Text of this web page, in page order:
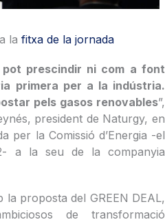
la fitxa de la jornada
prescindir ni com a font
primera per a la indústria.
pels gasos renovables”,
president de Naturgy, en
per la Comissió d’Energia -el
a la seu de la companyia
proposta del GREEN DEAL,
de transformació